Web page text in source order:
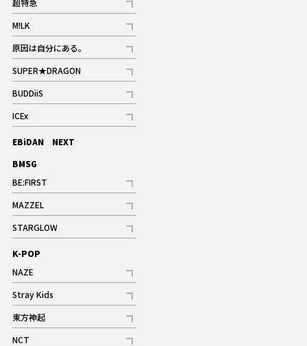
記事
M!LK
記事
原因は自分にある。
記事
SUPER★DRAGON
記事
BUDDiiS
記事
ICEx
記事
EBiDAN NEXT
BMSG
BE:FIRST
記事
ギャラリー
MAZZEL
記事
ギャラリー
STARGLOW
記事
K-POP
NAZE
記事
Stray Kids
記事
東方神起
記事
NCT